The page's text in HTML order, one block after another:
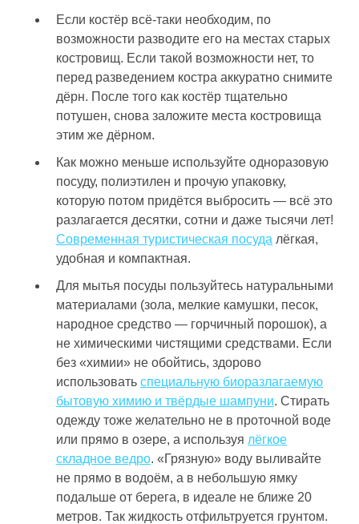
Если костёр всё-таки необходим, по
возможности разводите его на местах старых
костровищ. Если такой возможности нет, то
перед разведением костра аккуратно снимите
дёрн. После того как костёр тщательно
потушен, снова заложите места костровища
этим же дёрном.
Как можно меньше используйте одноразовую
посуду, полиэтилен и прочую упаковку,
которую потом придётся выбросить — всё это
разлагается десятки, сотни и даже тысячи лет!
Современная туристическая посуда лёгкая,
удобная и компактная.
Для мытья посуды пользуйтесь натуральными
материалами (зола, мелкие камушки, песок,
народное средство — горчичный порошок), а
не химическими чистящими средствами. Если
без «химии» не обойтись, здорово
использовать специальную биоразлагаемую
бытовую химию и твёрдые шампуни. Стирать
одежду тоже желательно не в проточной воде
или прямо в озере, а используя лёгкое
складное ведро. «Грязную» воду выливайте
не прямо в водоём, а в небольшую ямку
подальше от берега, в идеале не ближе 20
метров. Так жидкость отфильтруется грунтом.